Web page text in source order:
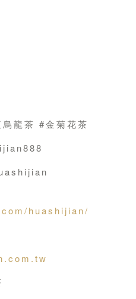
龍茶 #金菊花茶
huashijian/